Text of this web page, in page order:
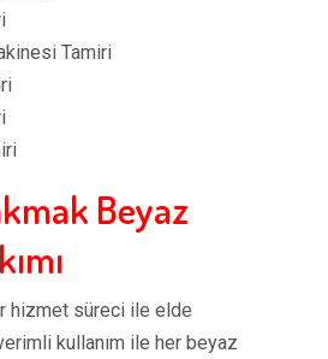
Tamiri
Beyaz
hizmet süreci ile elde
kullanım ile her beyaz